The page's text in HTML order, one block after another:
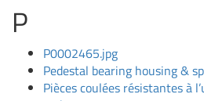
P
P0002465.jpg
Pedestal bearing housing &
Pièces coulées résistantes à